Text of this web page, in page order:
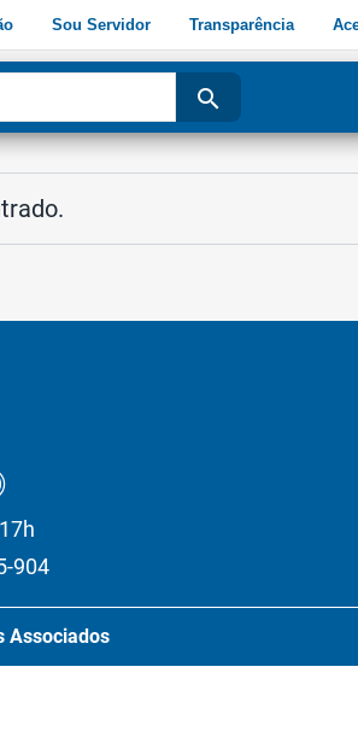
Sou Servidor Transparência
search
904
Associados